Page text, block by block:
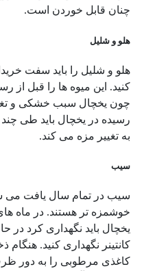
چنان قابل خوردن است.
هلو و شلیل
هلو و شلیل را باید سفت
کنید. این میوه ها را قبل از
چون یخچال سبب خشکی و
رسیده در یخچال باید طی
به تغییر مزه می کند.
سیب
سیب در تمام سال یافت می
خوشمزه تر هستند. در ماه
یخچال باید نگهداری کرد در
کانتینر نگهداری کنید.
کاغذی مرطوبی را به دور